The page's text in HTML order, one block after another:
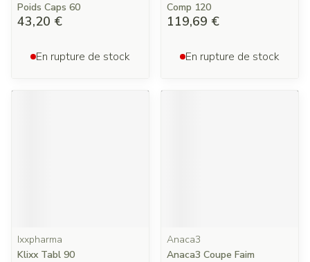
Poids Caps 60
43,20 €
En rupture de stock
Comp 120
119,69 €
En rupture de stock
Ixxpharma
Klixx Tabl 90
Anaca3
Anaca3 Coupe Faim